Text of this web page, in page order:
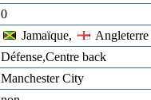
0
Jamaïque,
Angleterre
Défense,Centre back
Manchester City